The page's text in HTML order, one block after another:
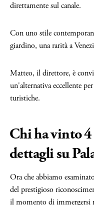
direttamente sul canale.
Con uno stile
giardino, una rarità a
Matteo, il direttore, è
un'alternativa eccellente
turistiche.
Chi ha vinto 4
dettagli su
Ora che abbiamo
del prestigioso
il momento di immergersi